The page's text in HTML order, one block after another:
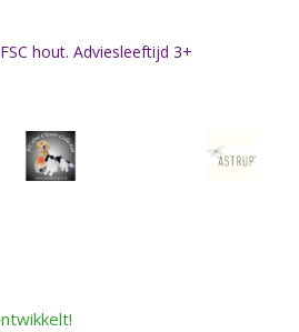
hout. Adviesleeftijd 3+